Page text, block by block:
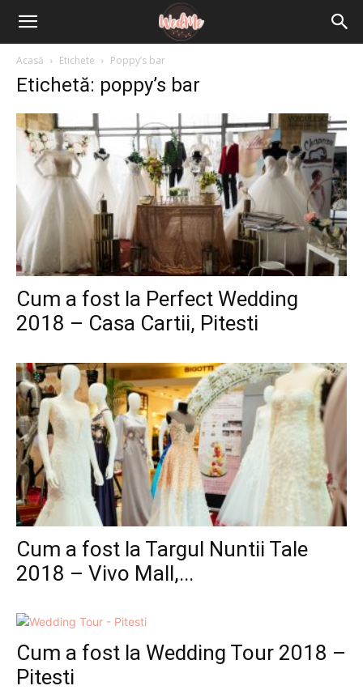
Acasă Etichete Poppy’s bar
Etichetă: poppy’s bar
Cum a fost la Perfect Wedding
2018 – Casa Cartii, Pitesti
Cum a fost la Targul Nuntii Tale
2018 – Vivo Mall,...
Cum a fost la Wedding Tour 2018 –
Pitesti